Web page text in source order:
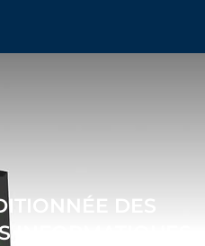
DES
INFORMATIQUES